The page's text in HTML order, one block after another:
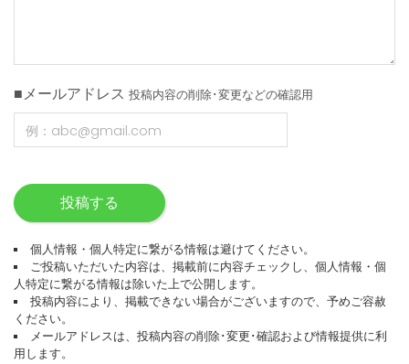
■メールアドレス 投稿内容の削除･変更などの確認用
投稿する
個人情報・個人特定に繋がる情報は避けてください。
ご投稿いただいた内容は、掲載前に内容チェックし、個人情報・個
人特定に繋がる情報は除いた上で公開します。
投稿内容により、掲載できない場合がございますので、予めご容赦
ください。
メールアドレスは、投稿内容の削除･変更･確認および情報提供に利
用します。